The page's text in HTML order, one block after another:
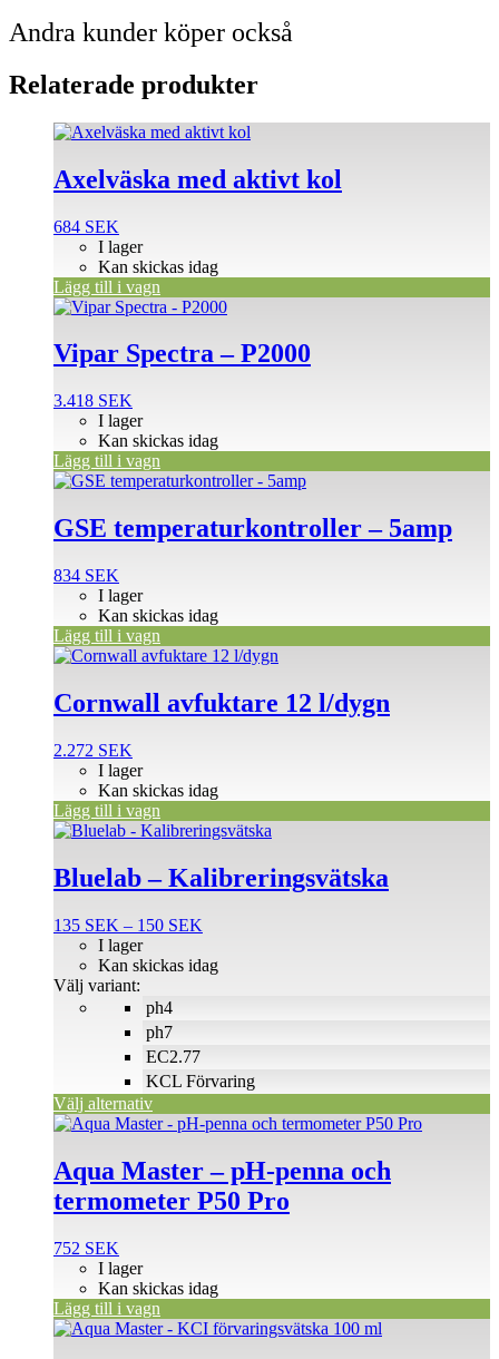
Andra kunder köper också
Relaterade produkter
Axelväska med aktivt kol
684 SEK
I lager
Kan skickas idag
Lägg till i vagn
Vipar Spectra – P2000
3.418 SEK
I lager
Kan skickas idag
Lägg till i vagn
GSE temperaturkontroller – 5amp
834 SEK
I lager
Kan skickas idag
Lägg till i vagn
Cornwall avfuktare 12 l/dygn
2.272 SEK
I lager
Kan skickas idag
Lägg till i vagn
Bluelab – Kalibreringsvätska
135 SEK – 150 SEK
till
ph4
ph7
EC2.77
KCL Förvaring
I lager
Kan skickas idag
Välj variant:
Välj alternativ
Den
produkten
har
varianter.
olika
alternativen
Aqua Master – pH-penna och
termometer P50 Pro
752 SEK
I lager
Kan skickas idag
Lägg till i vagn